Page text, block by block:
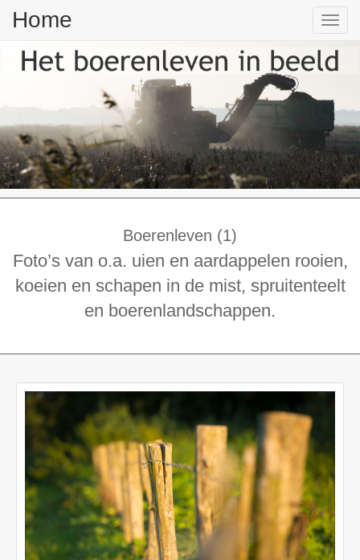
Home
Boerenleven (1)
Foto’s van o.a. uien en aardappelen rooien,
koeien en schapen in de mist, spruitenteelt
en boerenlandschappen.